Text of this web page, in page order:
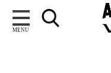
MENU